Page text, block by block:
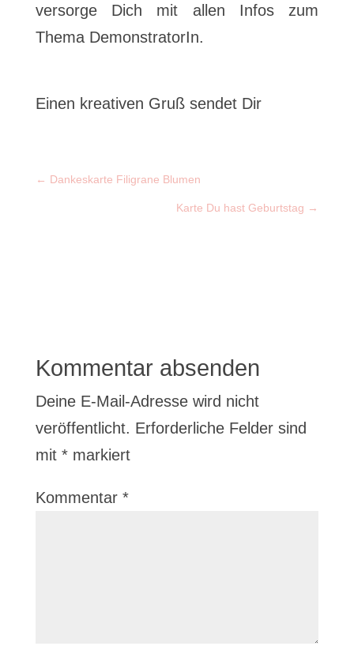
versorge Dich mit allen Infos zum
Thema DemonstratorIn.
Einen kreativen Gruß sendet Dir
← Dankeskarte Filigrane Blumen
Karte Du hast Geburtstag →
Kommentar absenden
Deine E-Mail-Adresse wird nicht
veröffentlicht. Erforderliche Felder sind
mit *markiert
Kommentar *